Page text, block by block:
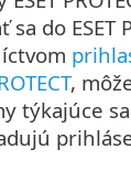
do ESET
,
týkajúce